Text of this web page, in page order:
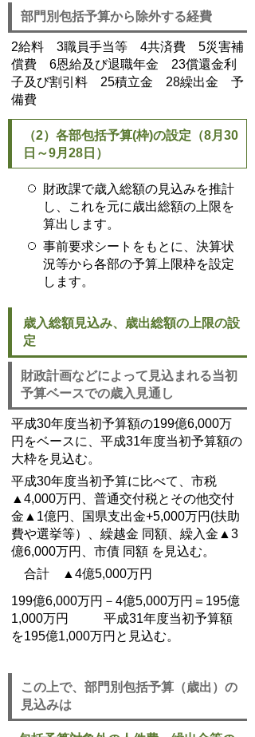
部門別包括予算から除外する経費
2給料 3職員手当等 4共済費 5災害補
償費 6恩給及び退職年金 23償還金利
子及び割引料 25積立金 28繰出金 予
備費
（2）各部包括予算(枠)の設定（8月30
日～9月28日）
財政課で歳入総額の見込みを推計
し、これを元に歳出総額の上限を
算出します。
事前要求シートをもとに、決算状
況等から各部の予算上限枠を設定
します。
歳入総額見込み、歳出総額の上限の設
定
財政計画などによって見込まれる当初
予算ベースでの歳入見通し
平成30年度当初予算額の199億6,000万
円をベースに、平成31年度当初予算額の
大枠を見込む。
平成30年度当初予算に比べて、市税
▲4,000万円、普通交付税とその他交付
金▲1億円、国県支出金+5,000万円(扶助
費や選挙等）、繰越金 同額、繰入金▲3
億6,000万円、市債 同額 を見込む。
合計 ▲4億5,000万円
199億6,000万円－4億5,000万円＝195億
1,000万円 平成31年度当初予算額
を195億1,000万円と見込む。
この上で、部門別包括予算（歳出）の
見込みは